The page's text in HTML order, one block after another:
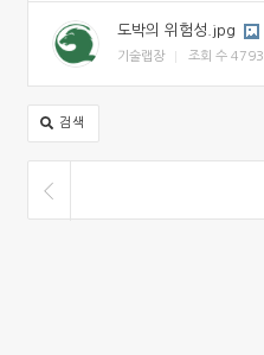
도박의 위험성.jpg
기술랩장 조회 수 4793
검색